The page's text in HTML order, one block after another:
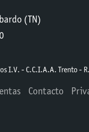
(TN)
I.V. - C.C.I.A.A. Trento -
Contacto